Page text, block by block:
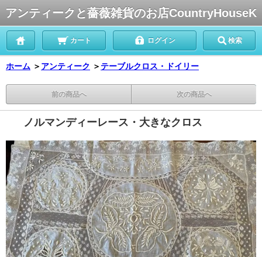
アンティークと薔薇雑貨のお店CountryHouseK
カート ログイン 検索
ホーム ＞ アンティーク ＞ テーブルクロス・ドイリー
前の商品へ 次の商品へ
ノルマンディーレース・大きなクロス